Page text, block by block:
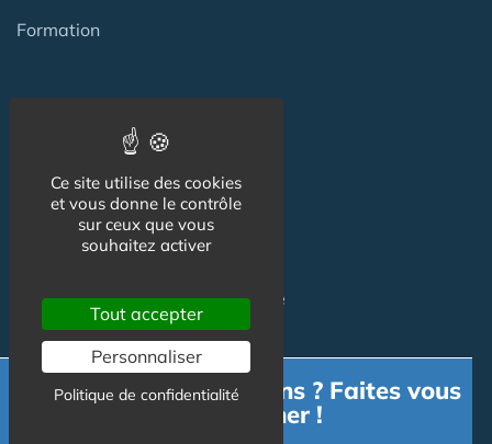
Formation
Habitat Partagé
Béguinage
Papy Loft
Habitat Intelligent - Smart Home
Habitat coopératif
Besoin d'informations ? Faites vous
accompagner !
Ce site utilise des cookies
et vous donne le contrôle
sur ceux que vous
souhaitez activer
Tout accepter
Personnaliser
Politique de confidentialité